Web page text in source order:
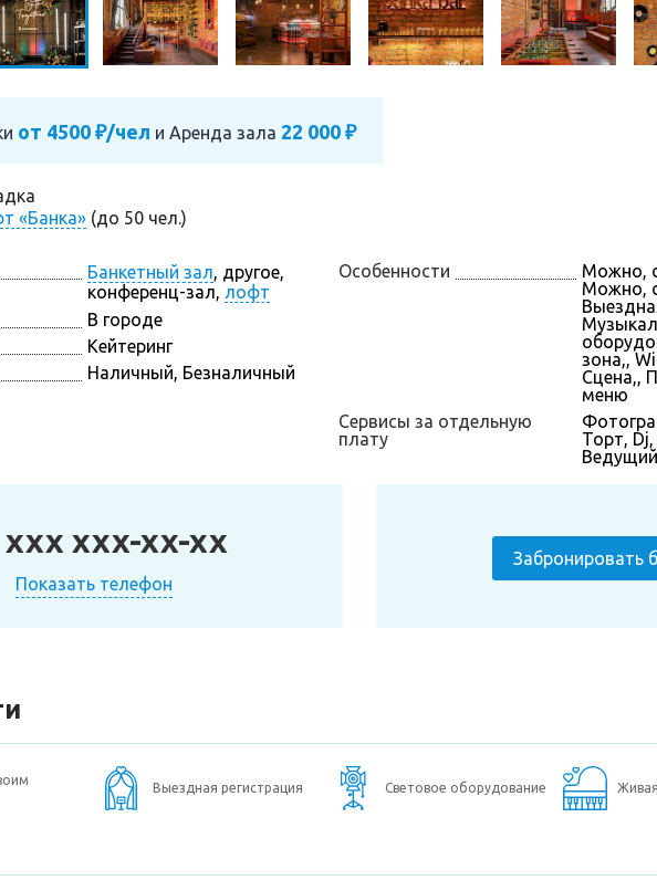
от 4500 ₽/чел и Аренда зала 22 000 ₽
«Банка» (до 50 чел.)
Банкетный зал, другое,
конференц-зал,лофт
В городе
Кейтеринг
Наличный, Безналичный
Особенности
Можно,
Можно,
зона,,
Сцена,,
меню
Сервисы за отдельную
плату
Торт, Dj,
Ведущий
xxx xxx-xx-xx
Показать телефон
Забронировать
Выездная регистрация Световое оборудование